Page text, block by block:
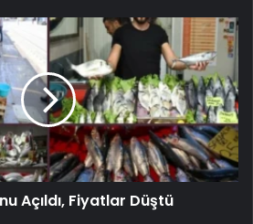
Açıldı, Fiyatlar Düştü